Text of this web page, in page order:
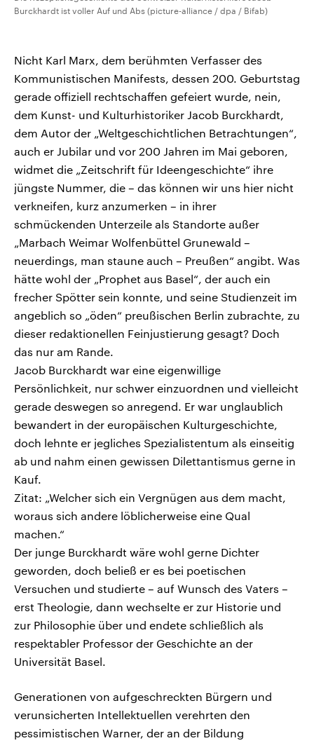
Burckhardt ist voller Auf und Abs (picture-alliance / dpa / Bifab)
Nicht Karl Marx, dem berühmten Verfasser des
Kommunistischen Manifests, dessen 200. Geburtstag
gerade offiziell rechtschaffen gefeiert wurde, nein,
dem Kunst- und Kulturhistoriker Jacob Burckhardt,
dem Autor der „Weltgeschichtlichen Betrachtungen“,
auch er Jubilar und vor 200 Jahren im Mai geboren,
widmet die „Zeitschrift für Ideengeschichte“ ihre
jüngste Nummer, die – das können wir uns hier nicht
verkneifen, kurz anzumerken – in ihrer
schmückenden Unterzeile als Standorte außer
„Marbach Weimar Wolfenbüttel Grunewald –
neuerdings, man staune auch – Preußen“ angibt. Was
hätte wohl der „Prophet aus Basel“, der auch ein
frecher Spötter sein konnte, und seine Studienzeit im
angeblich so „öden“ preußischen Berlin zubrachte, zu
dieser redaktionellen Feinjustierung gesagt? Doch
das nur am Rande.
Jacob Burckhardt war eine eigenwillige
Persönlichkeit, nur schwer einzuordnen und vielleicht
gerade deswegen so anregend. Er war unglaublich
bewandert in der europäischen Kulturgeschichte,
doch lehnte er jegliches Spezialistentum als einseitig
ab und nahm einen gewissen Dilettantismus gerne in
Kauf.
Zitat: „Welcher sich ein Vergnügen aus dem macht,
woraus sich andere löblicherweise eine Qual
machen.“
Der junge Burckhardt wäre wohl gerne Dichter
geworden, doch beließ er es bei poetischen
Versuchen und studierte – auf Wunsch des Vaters –
erst Theologie, dann wechselte er zur Historie und
zur Philosophie über und endete schließlich als
respektabler Professor der Geschichte an der
Universität Basel.
Generationen von aufgeschreckten Bürgern und
verunsicherten Intellektuellen verehrten den
pessimistischen Warner, der an der Bildung